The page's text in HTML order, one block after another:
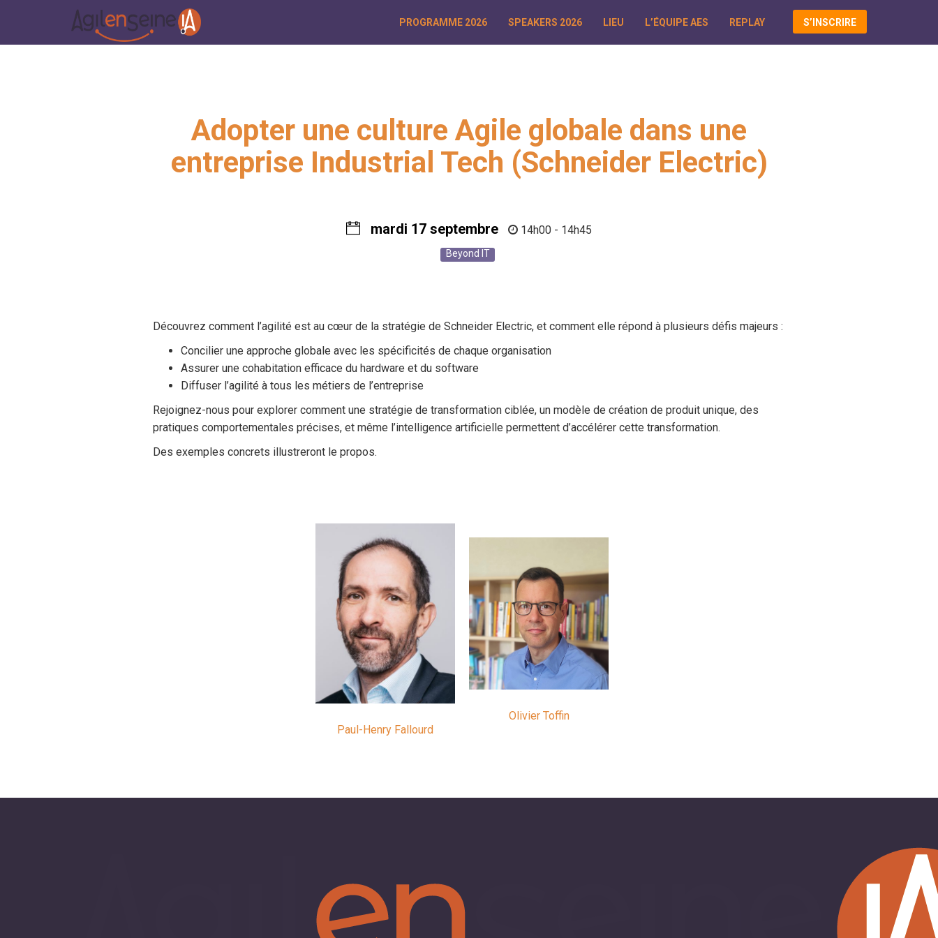
PROGRAMME 2026 SPEAKERS 2026 LIEU L’ÉQUIPE AES REPLAY S’INSCRIRE
Adopter une culture Agile globale dans une
entreprise Industrial Tech (Schneider Electric)
mardi 17 septembre 14h00 - 14h45
Beyond IT
Découvrez comment l’agilité est au cœur de la stratégie de Schneider Electric, et comment elle répond à plusieurs défis majeurs :
Concilier une approche globale avec les spécificités de chaque organisation
Assurer une cohabitation efficace du hardware et du software
Diffuser l’agilité à tous les métiers de l’entreprise
Rejoignez-nous pour explorer comment une stratégie de transformation ciblée, un modèle de création de produit unique, des
pratiques comportementales précises, et même l’intelligence artificielle permettent d’accélérer cette transformation.
Des exemples concrets illustreront le propos.
Paul-Henry Fallourd
Olivier Toffin